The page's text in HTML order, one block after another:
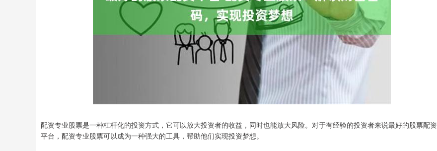
配资专业股票是一种杠杆化的投资方式，它可以放大投资者的收益，同时也能放大风险。对于有经验的投资者来说最好的股票配资
平台，配资专业股票可以成为一种强大的工具，帮助他们实现投资梦想。